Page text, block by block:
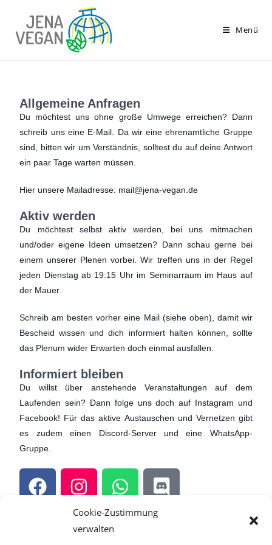
Cookie-Zustimmung
verwalten
Menü
Allgemeine Anfragen
Du möchtest uns ohne große Umwege erreichen? Dann
schreib uns eine E-Mail. Da wir eine ehrenamtliche Gruppe
sind, bitten wir um Verständnis, solltest du auf deine Antwort
ein paar Tage warten müssen.
Hier unsere Mailadresse: mail@jena-vegan.de
Aktiv werden
Du möchtest selbst aktiv werden, bei uns mitmachen
und/oder eigene Ideen umsetzen? Dann schau gerne bei
einem unserer Plenen vorbei. Wir treffen uns in der Regel
jeden Dienstag ab 19:15 Uhr im Seminarraum im Haus auf
der Mauer.
Schreib am besten vorher eine Mail (siehe oben), damit wir
Bescheid wissen und dich informiert halten können, sollte
das Plenum wider Erwarten doch einmal ausfallen.
Informiert bleiben
Du willst über anstehende Veranstaltungen auf dem
Laufenden sein? Dann folge uns doch auf Instagram und
Facebook! Für das aktive Austauschen und Vernetzen gibt
es zudem einen Discord-Server und eine WhatsApp-
Gruppe.